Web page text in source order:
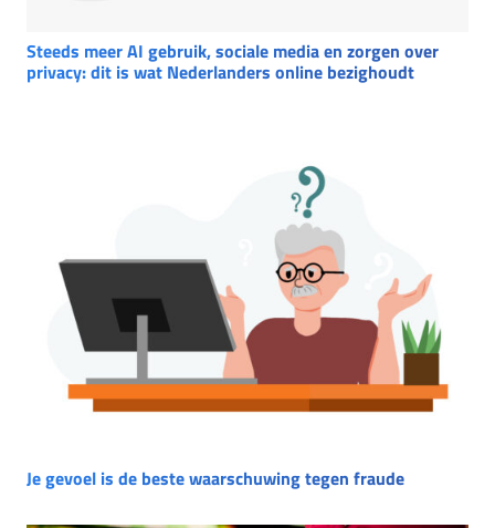
Steeds meer AI gebruik, sociale media en zorgen over
privacy: dit is wat Nederlanders online bezighoudt
Je gevoel is de beste waarschuwing tegen fraude